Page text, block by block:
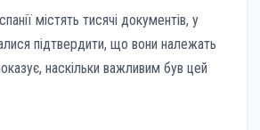
містять тисячі документів, у
підтвердити, що вони належать
наскільки важливим був цей